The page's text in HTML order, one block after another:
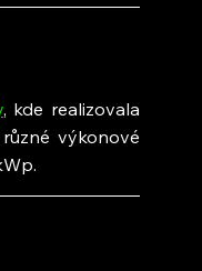
, kde realizovala
výkonové